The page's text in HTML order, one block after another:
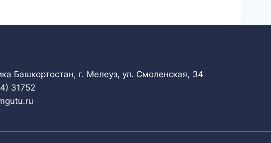
Башкортостан, г. Мелеуз, ул. Смоленская, 34
31752